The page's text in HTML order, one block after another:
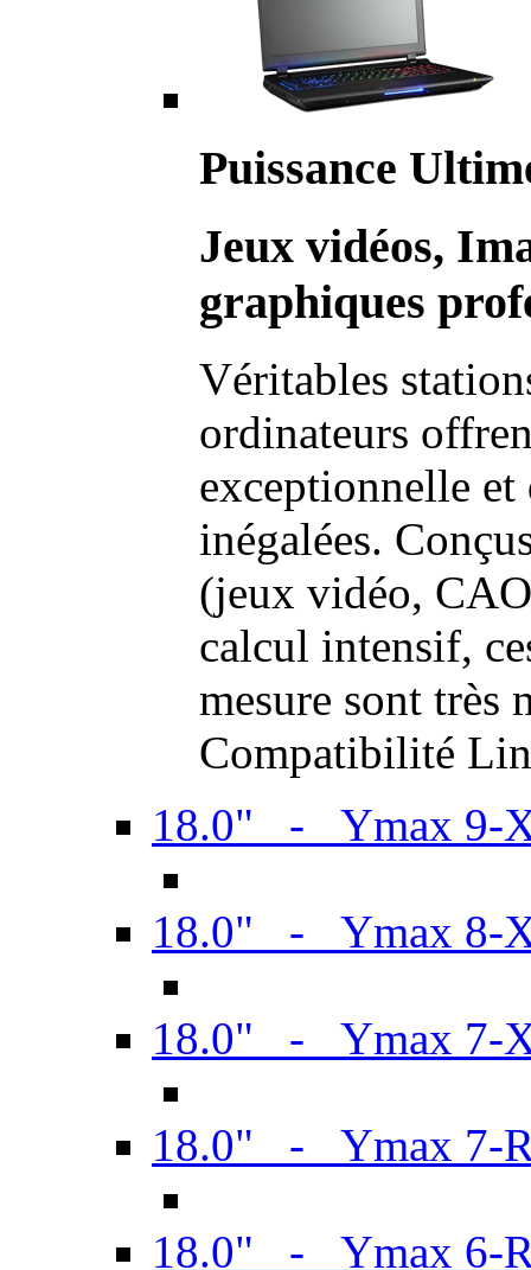
Puissance
Jeux vidéos,
graphiques
Véritables
ordinateurs
exceptionnelle et
inégalées.
(jeux vidéo,
calcul intensif,
mesure sont très
Compatibilité
18.0" - Ymax 9-
18.0" - Ymax 8-
18.0" - Ymax 7-
18.0" - Ymax 7-
18.0" - Ymax 6-